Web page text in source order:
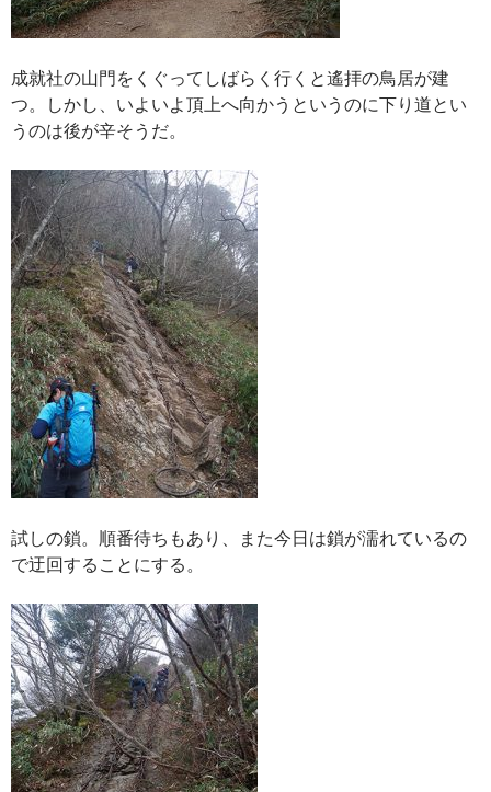
成就社の山門をくぐってしばらく行くと遙拝の鳥居が建
つ。しかし、いよいよ頂上へ向かうというのに下り道とい
うのは後が辛そうだ。
試しの鎖。順番待ちもあり、また今日は鎖が濡れているの
で迂回することにする。